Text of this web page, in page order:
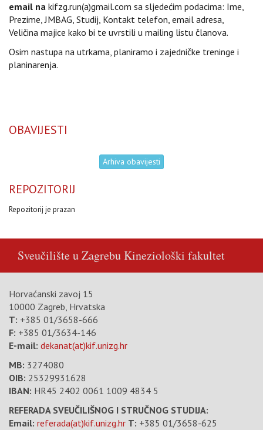
email na kifzg.run(a)gmail.com sa sljedećim podacima: Ime,
Prezime, JMBAG, Studij, Kontakt telefon, email adresa,
Veličina majice kako bi te uvrstili u mailing listu članova.
Osim nastupa na utrkama, planiramo i zajedničke treninge i
planinarenja.
OBAVIJESTI
Arhiva obavijesti
REPOZITORIJ
Repozitorij je prazan
Sveučilište u ZagrebuKineziološki fakultet
Horvaćanski zavoj 15
10000 Zagreb, Hrvatska
T: +385 01/3658-666
F: +385 01/3634-146
E-mail: dekanat(at)kif.unizg.hr
MB: 3274080
OIB: 25329931628
IBAN: HR45 2402 0061 1009 4834 5
REFERADA SVEUČILIŠNOG I STRUČNOG STUDIJA:
Email: referada(at)kif.unizg.hr T: +385 01/3658-625